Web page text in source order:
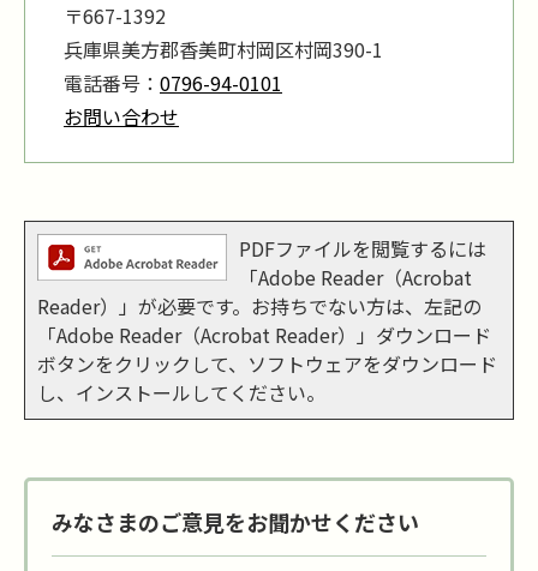
〒667-1392
兵庫県美方郡香美町村岡区村岡390-1
電話番号： 0796-94-0101
お問い合わせ
PDFファイルを閲覧するには
「Adobe Reader（Acrobat
Reader）」が必要です。お持ちでない方は、左記の
「Adobe Reader（Acrobat Reader）」ダウンロード
ボタンをクリックして、ソフトウェアをダウンロード
し、インストールしてください。
みなさまのご意見をお聞かせください